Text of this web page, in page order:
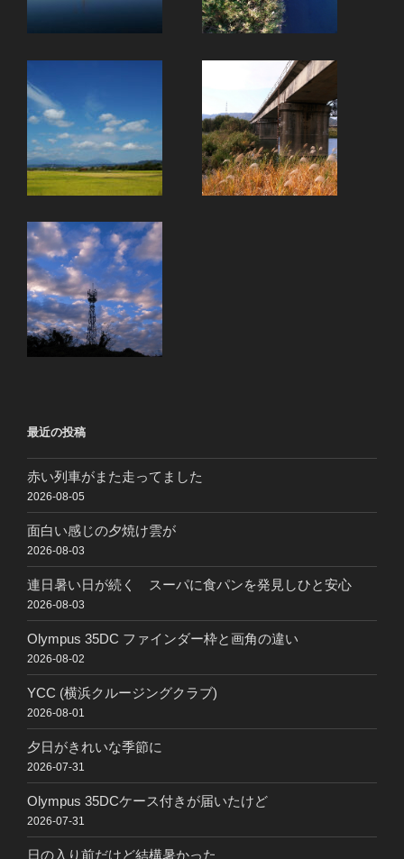
最近の投稿
赤い列車がまた走ってました
2026-08-05
面白い感じの夕焼け雲が
2026-08-03
連日暑い日が続く スーパに食パンを発見しひと安心
2026-08-03
Olympus 35DC ファインダー枠と画角の違い
2026-08-02
YCC (横浜クルージングクラブ)
2026-08-01
夕日がきれいな季節に
2026-07-31
Olympus 35DCケース付きが届いたけど
2026-07-31
日の入り前だけど結構暑かった